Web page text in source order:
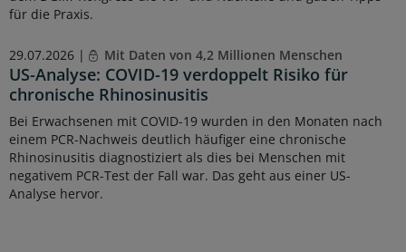
für die Praxis.
29.07.2026 | Mit Daten von 4,2 Millionen Menschen
US-Analyse: COVID-19 verdoppelt Risiko für
chronische Rhinosinusitis
Bei Erwachsenen mit COVID-19 wurden in den Monaten nach
einem PCR-Nachweis deutlich häufiger eine chronische
Rhinosinusitis diagnostiziert als dies bei Menschen mit
negativem PCR-Test der Fall war. Das geht aus einer US-
Analyse hervor.